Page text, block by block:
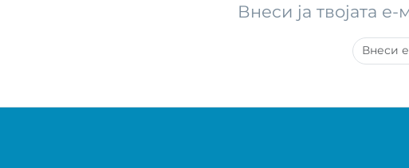
Внеси ја твојата